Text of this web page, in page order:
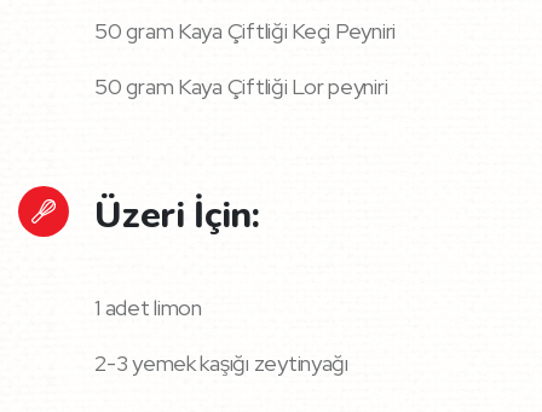
50 gram Kaya Çiftliği Keçi Peyniri
50 gram Kaya Çiftliği Lor peyniri
Üzeri İçin:
1 adet limon
2-3 yemek kaşığı zeytinyağı